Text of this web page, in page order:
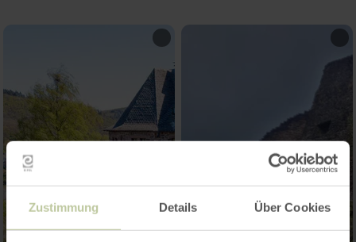
Zustimmung Details Über Cookies